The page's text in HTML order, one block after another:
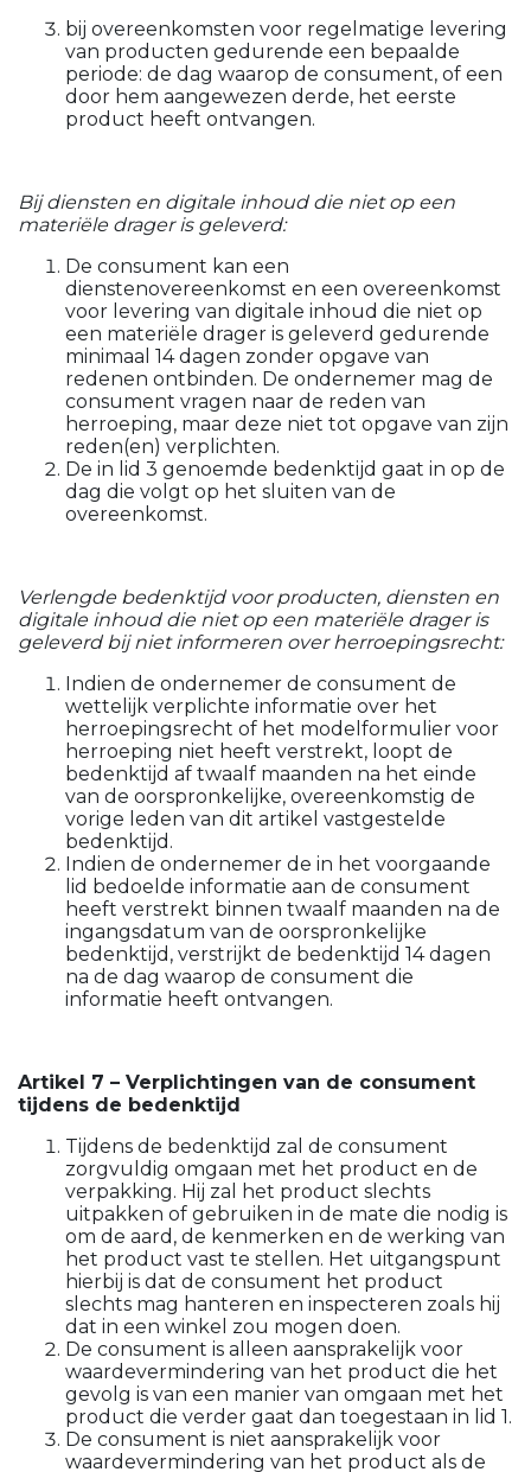
bij overeenkomsten voor regelmatige levering
van producten gedurende een bepaalde
periode: de dag waarop de consument, of een
door hem aangewezen derde, het eerste
product heeft ontvangen.
Bij diensten en digitale inhoud die niet op een
materiële drager is geleverd:
De consument kan een
dienstenovereenkomst en een overeenkomst
voor levering van digitale inhoud die niet op
een materiële drager is geleverd gedurende
minimaal 14 dagen zonder opgave van
redenen ontbinden. De ondernemer mag de
consument vragen naar de reden van
herroeping, maar deze niet tot opgave van zijn
reden(en) verplichten.
De in lid 3 genoemde bedenktijd gaat in op de
dag die volgt op het sluiten van de
overeenkomst.
Verlengde bedenktijd voor producten, diensten en
digitale inhoud die niet op een materiële drager is
geleverd bij niet informeren over herroepingsrecht:
Indien de ondernemer de consument de
wettelijk verplichte informatie over het
herroepingsrecht of het modelformulier voor
herroeping niet heeft verstrekt, loopt de
bedenktijd af twaalf maanden na het einde
van de oorspronkelijke, overeenkomstig de
vorige leden van dit artikel vastgestelde
bedenktijd.
Indien de ondernemer de in het voorgaande
lid bedoelde informatie aan de consument
heeft verstrekt binnen twaalf maanden na de
ingangsdatum van de oorspronkelijke
bedenktijd, verstrijkt de bedenktijd 14 dagen
na de dag waarop de consument die
informatie heeft ontvangen.
Artikel 7 – Verplichtingen van de consument
tijdens de bedenktijd
Tijdens de bedenktijd zal de consument
zorgvuldig omgaan met het product en de
verpakking. Hij zal het product slechts
uitpakken of gebruiken in de mate die nodig is
om de aard, de kenmerken en de werking van
het product vast te stellen. Het uitgangspunt
hierbij is dat de consument het product
slechts mag hanteren en inspecteren zoals hij
dat in een winkel zou mogen doen.
De consument is alleen aansprakelijk voor
waardevermindering van het product die het
gevolg is van een manier van omgaan met het
product die verder gaat dan toegestaan in lid 1.
De consument is niet aansprakelijk voor
waardevermindering van het product als de